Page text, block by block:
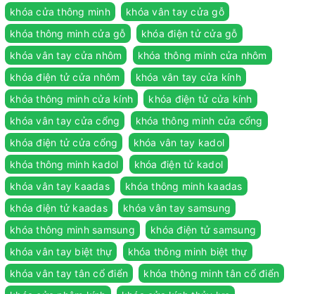
khóa cửa thông minh
khóa vân tay cửa gỗ
khóa thông minh cửa gỗ
khóa điện tử cửa gỗ
khóa vân tay cửa nhôm
khóa thông minh cửa nhôm
khóa điện tử cửa nhôm
khóa vân tay cửa kính
khóa thông minh cửa kính
khóa điện tử cửa kính
khóa vân tay cửa cổng
khóa thông minh cửa cổng
khóa điện tử cửa cổng
khóa vân tay kadol
khóa thông minh kadol
khóa điện tử kadol
khóa vân tay kaadas
khóa thông minh kaadas
khóa điện tử kaadas
khóa vân tay samsung
khóa thông minh samsung
khóa điện tử samsung
khóa vân tay biệt thự
khóa thông minh biệt thự
khóa vân tay tân cổ điển
khóa thông minh tân cổ điển